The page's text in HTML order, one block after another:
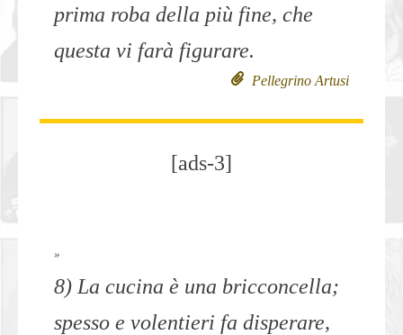
prima roba della più fine, che
questa vi farà figurare.
Pellegrino Artusi
[ads-3]
»
8) La cucina è una bricconcella;
spesso e volentieri fa disperare,